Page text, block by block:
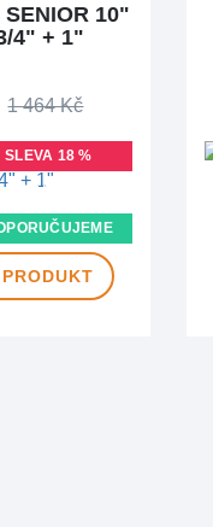
SENIOR 10"
4" + 1"
1 464 Kč
SLEVA 18 %
NOVINKA
PRODUKT